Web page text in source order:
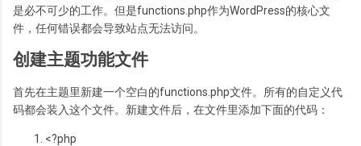
是必不可少的工作。但是functions.php作为WordPress的核心文
件，任何错误都会导致站点无法访问。
创建主题功能文件
首先在主题里新建一个空白的functions.php文件。所有的自定义代
码都会装入这个文件。新建文件后，在文件里添加下面的代码：
<?php